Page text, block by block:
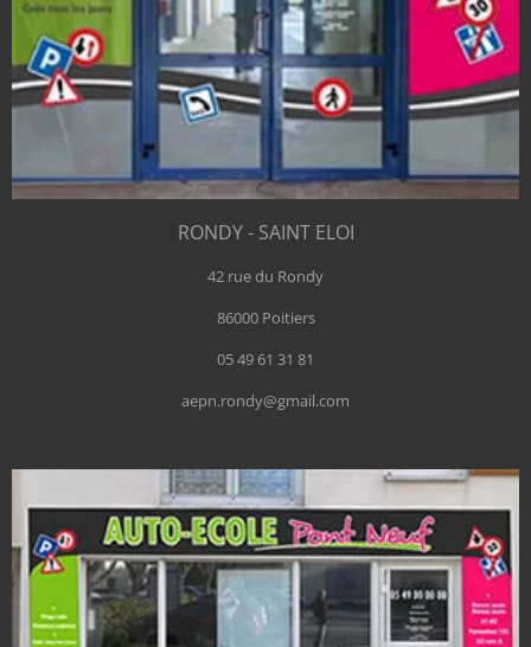
RONDY - SAINT ELOI
42 rue du Rondy
86000 Poitiers
05 49 61 31 81
aepn.rondy@gmail.com